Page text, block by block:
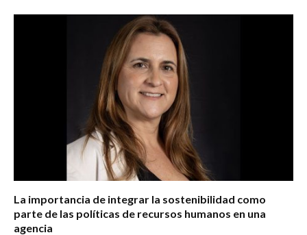
La importancia de integrar la sostenibilidad como
parte de las políticas de recursos humanos en una
agencia